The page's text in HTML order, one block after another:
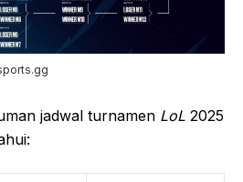
jadwal turnamen LoL 2025